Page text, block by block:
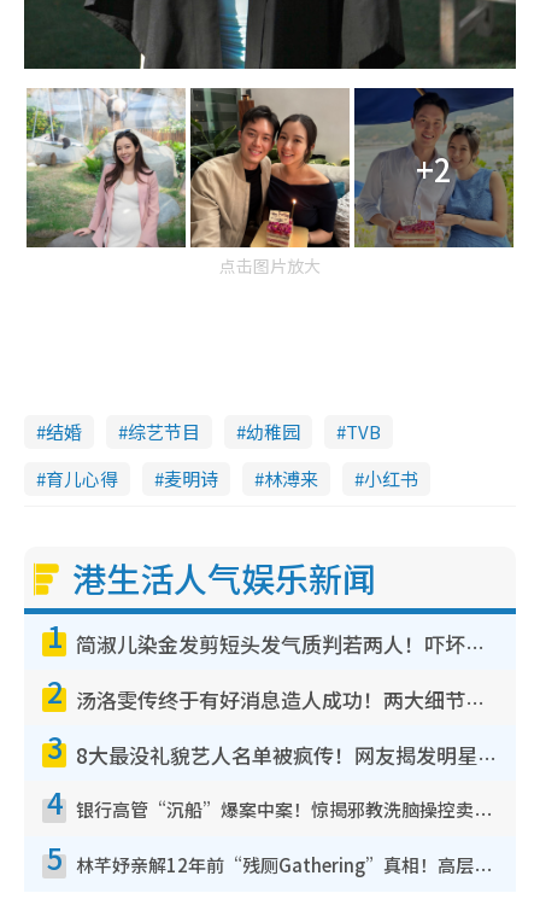
+2
点击图片放大
结婚 综艺节目 幼稚园
TVB
育儿心得
麦明诗 林溥来 小红书
港生活人气娱乐新闻
1 简淑儿染金发剪短头发气质判若两人！吓坏老公麦大力都认不出：“你做什么？”
2 汤洛雯传终于有好消息造人成功！两大细节曝孕味极浓引猜测：大肚婆先会咁！
3 8大最没礼貌艺人名单被疯传！网友揭发明星真面目，一致数落这一位是无品天花板？
4 银行高管“沉船”爆案中案！惊揭邪教洗脑操控卖淫被吞600万，幕后黑手讲多错多
5 林芊妤亲解12年前“残厕Gathering”真相！高层解约一句话重创尊严，至今拒返TVB